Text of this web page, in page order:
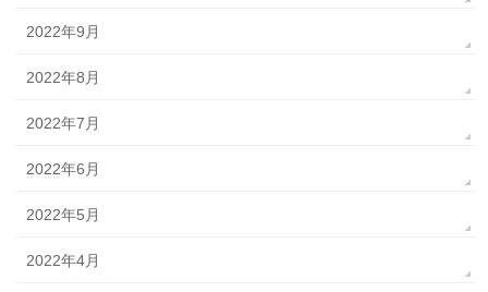
2022年9月
2022年8月
2022年7月
2022年6月
2022年5月
2022年4月